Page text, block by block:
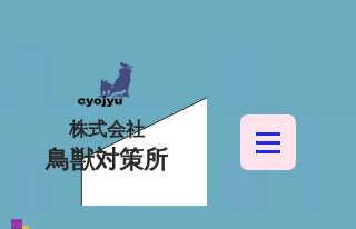
株式会社
鳥獣対策所